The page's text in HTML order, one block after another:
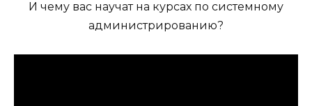
И чему вас научат на курсах по системному
администрированию?